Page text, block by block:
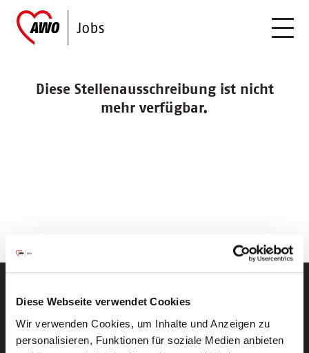
Diese Webseite verwendet Cookies
Wir verwenden Cookies, um Inhalte und Anzeigen zu
personalisieren, Funktionen für soziale Medien anbieten
Diese Stellenausschreibung ist nicht
mehr verfügbar.
Neue Stellen per E-Mail.